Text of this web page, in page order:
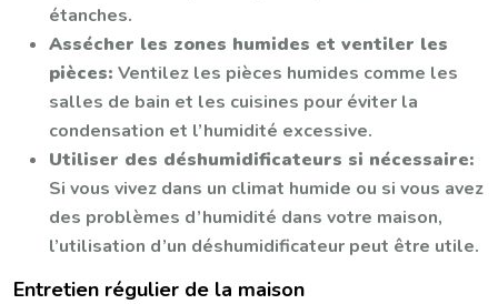
étanches.
Assécher les zones humides et ventiler les
pièces: Ventilez les pièces humides comme les
salles de bain et les cuisines pour éviter la
condensation et l’humidité excessive.
Utiliser des déshumidificateurs si nécessaire:
Si vous vivez dans un climat humide ou si vous avez
des problèmes d’humidité dans votre maison,
l’utilisation d’un déshumidificateur peut être utile.
Entretien régulier de la maison